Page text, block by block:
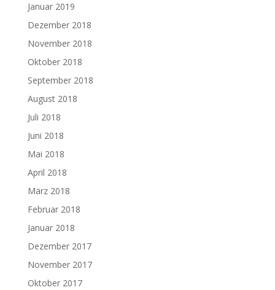
Januar 2019
Dezember 2018
November 2018
Oktober 2018
September 2018
August 2018
Juli 2018
Juni 2018
Mai 2018
April 2018
März 2018
Februar 2018
Januar 2018
Dezember 2017
November 2017
Oktober 2017